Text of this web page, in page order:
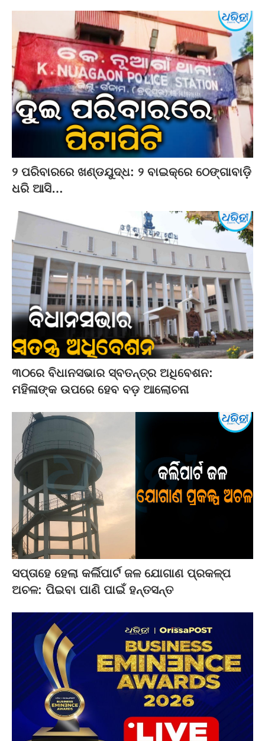
୨ ପରିବାରରେ ଖଣ୍ଡଯୁଦ୍ଧ: ୨ ବାଇକ୍‌ରେ ଠେଙ୍ଗାବାଡ଼ି
ଧରି ଆସି…
୩୦ରେ ବିଧାନସଭାର ସ୍ବତନ୍ତ୍ର ଅଧିବେଶନ:
ମହିଳାଙ୍କ ଉପରେ ହେବ ବଡ଼ ଆଲୋଚନା
ସପ୍ତାହେ ହେଲା କର୍ଲିପାର୍ଟ ଜଳ ଯୋଗାଣ ପ୍ରକଳ୍ପ
ଅଚଳ: ପିଇବା ପାଣି ପାଇଁ ହନ୍ତସନ୍ତ